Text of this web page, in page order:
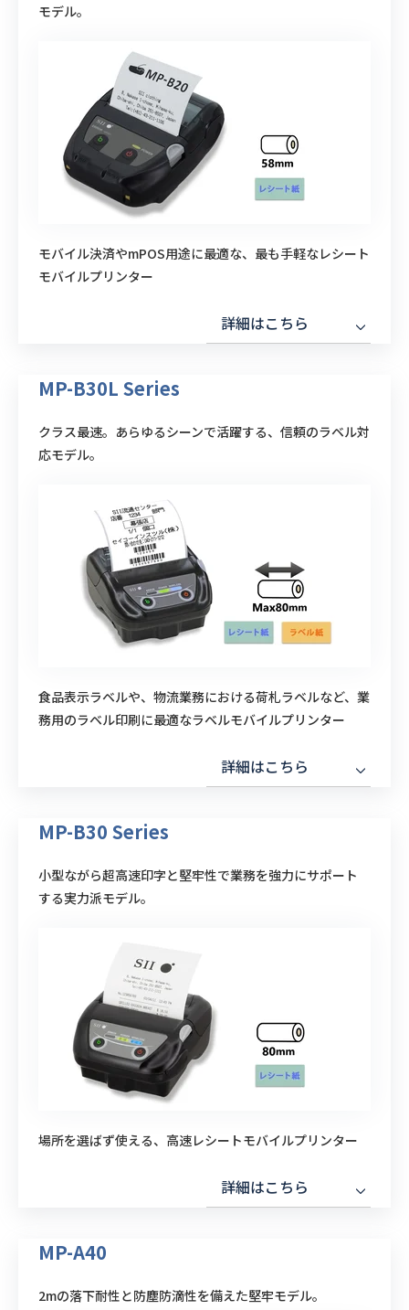
モデル。
モバイル決済やmPOS用途に最適な、最も手軽なレシート
モバイルプリンター
詳細はこちら
MP-B30L Series
クラス最速。あらゆるシーンで活躍する、信頼のラベル対
応モデル。
食品表示ラベルや、物流業務における荷札ラベルなど、業
務用のラベル印刷に最適なラベルモバイルプリンター
詳細はこちら
MP-B30 Series
小型ながら超高速印字と堅牢性で業務を強力にサポート
する実力派モデル。
場所を選ばず使える、高速レシートモバイルプリンター
詳細はこちら
MP-A40
2mの落下耐性と防塵防滴性を備えた堅牢モデル。